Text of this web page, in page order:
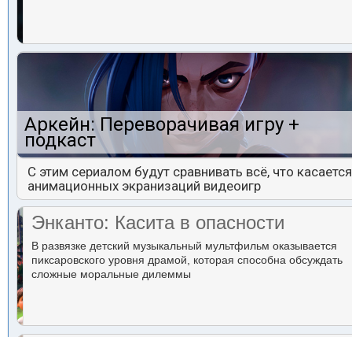
Аркейн: Переворачивая игру +
подкаст
С этим сериалом будут сравнивать всё, что касается
анимационных экранизаций видеоигр
Энканто: Касита в опасности
В развязке детский музыкальный мультфильм оказывается
пиксаровского уровня драмой, которая способна обсуждать
сложные моральные дилеммы